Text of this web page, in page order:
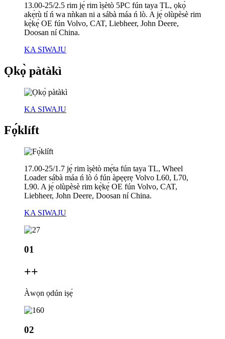
13.00-25/2.5 rim jẹ́ rim ìṣètò 5PC fún taya TL, ọkọ̀
akẹ́rù tí ń wa nǹkan ni a sábà máa ń lò. A jẹ́ olùpèsè rim
kẹ̀kẹ́ OE fún Volvo, CAT, Liebheer, John Deere,
Doosan ní China.
KA SIWAJU
Ọkọ̀ pàtàkì
KA SIWAJU
Fọ́klíft
17.00-25/1.7 jẹ́ rim ìṣètò mẹ́ta fún taya TL, Wheel
Loader sábà máa ń lò ó fún àpẹẹrẹ Volvo L60, L70,
L90. A jẹ́ olùpèsè rim kẹ̀kẹ́ OE fún Volvo, CAT,
Liebheer, John Deere, Doosan ní China.
KA SIWAJU
01
++
Àwọn ọdún iṣẹ́
02